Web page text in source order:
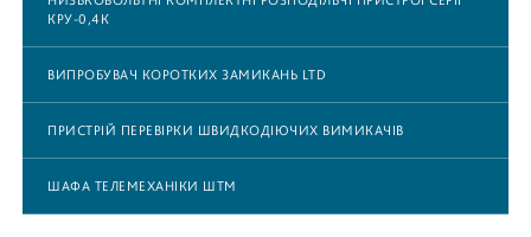
КРУ-0,4К
ВИПРОБУВАЧ КОРОТКИХ ЗАМИКАНЬ LTD
ПРИСТРІЙ ПЕРЕВІРКИ ШВИДКОДІЮЧИХ ВИМИКАЧІВ
ШАФА ТЕЛЕМЕХАНІКИ ШТМ